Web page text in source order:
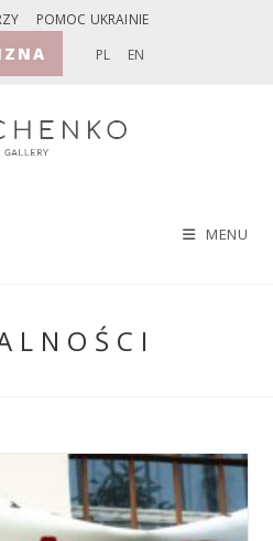
POMOC UKRAINIE
PL EN
MENU